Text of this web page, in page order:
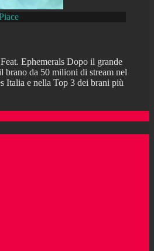
Ephemerals Dopo il grande
brano da 50 milioni di stream nel
Italia e nella Top 3 dei brani più